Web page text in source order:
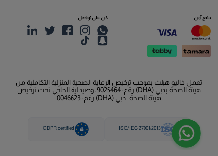
دفع آمن كن على تواصل
تعمل فاليو هيلث بموجب ترخيص الرعاية الصحية المنزلية التكاملية من
هيئة الصحة بدبي (DHA) رقم: 9025464، وصيدلية الحاجي تحت ترخيص
هيئة الصحة بدبي (DHA) رقم: 0046623
ISO/IEC 27001:2013
GDPR certified